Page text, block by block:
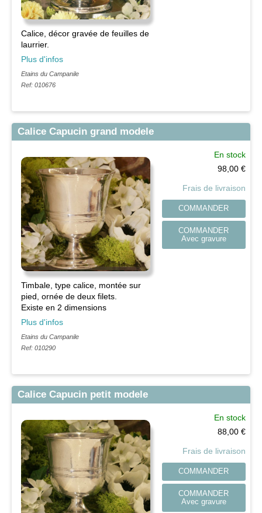
Calice, décor gravée de feuilles de
laurrier.
Plus d'infos
Etains du Campanile
Ref: 010676
Calice Capucin grand modele
Timbale, type calice, montée sur
pied, ornée de deux filets.
Existe en 2 dimensions
Plus d'infos
Etains du Campanile
Ref: 010290
En stock
98,00 €
Frais de livraison
COMMANDER
COMMANDER
Avec gravure
Calice Capucin petit modele
En stock
88,00 €
Frais de livraison
COMMANDER
COMMANDER
Avec gravure